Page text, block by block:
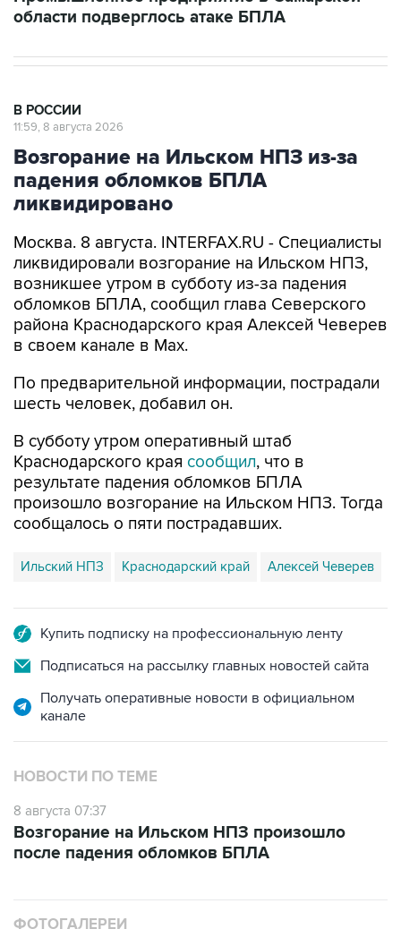
области подверглось атаке БПЛА
В РОССИИ
11:59, 8 августа 2026
Возгорание на Ильском НПЗ из-за
падения обломков БПЛА
ликвидировано
Москва. 8 августа. INTERFAX.RU - Специалисты
ликвидировали возгорание на Ильском НПЗ,
возникшее утром в субботу из-за падения
обломков БПЛА, сообщил глава Северского
района Краснодарского края Алексей Чеверев
в своем канале в Max.
По предварительной информации, пострадали
шесть человек, добавил он.
В субботу утром оперативный штаб
Краснодарского края сообщил, что в
результате падения обломков БПЛА
произошло возгорание на Ильском НПЗ. Тогда
сообщалось о пяти пострадавших.
Ильский НПЗ Краснодарский край Алексей Чеверев
Купить подписку на профессиональную ленту
Подписаться на рассылку главных новостей сайта
Получать оперативные новости в официальном
канале
НОВОСТИ ПО ТЕМЕ
8 августа 07:37
Возгорание на Ильском НПЗ произошло
после падения обломков БПЛА
ФОТОГАЛЕРЕИ